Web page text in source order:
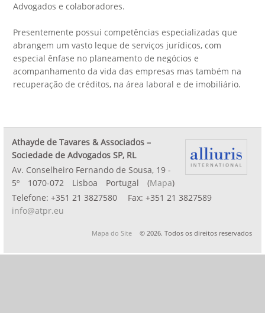
Advogados e colaboradores.
Presentemente possui competências especializadas que
abrangem um vasto leque de serviços jurídicos, com
especial ênfase no planeamento de negócios e
acompanhamento da vida das empresas mas também na
recuperação de créditos, na área laboral e de imobiliário.
Athayde de Tavares & Associados –
Sociedade de Advogados SP, RL
Av. Conselheiro Fernando de Sousa, 19 -
5º
1070-072 Lisboa Portugal (Mapa)
Telefone:+351 21 3827580 Fax:+351 21 3827589
info@atpr.eu
Mapa do Site © 2026. Todos os direitos reservados